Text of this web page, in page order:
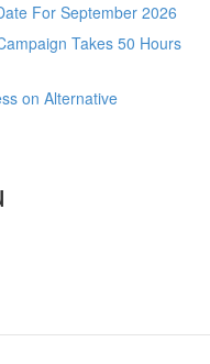
For September 2026
Takes 50 Hours
on Alternative